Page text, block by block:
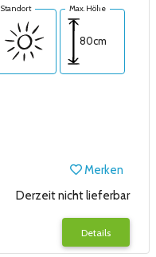
Standort Max. Höhe
80cm
Merken
Derzeit nicht lieferbar
Details